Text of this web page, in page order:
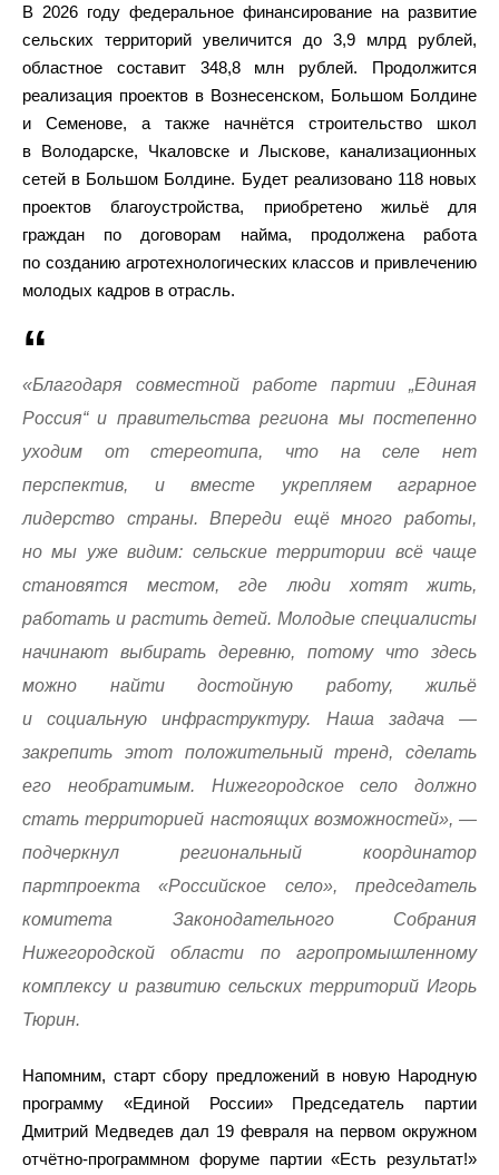
В 2026 году федеральное финансирование на развитие
сельских территорий увеличится до 3,9 млрд рублей,
областное составит 348,8 млн рублей. Продолжится
реализация проектов в Вознесенском, Большом Болдине
и Семенове, а также начнётся строительство школ
в Володарске, Чкаловске и Лыскове, канализационных
сетей в Большом Болдине. Будет реализовано 118 новых
проектов благоустройства, приобретено жильё для
граждан по договорам найма, продолжена работа
по созданию агротехнологических классов и привлечению
молодых кадров в отрасль.
«Благодаря совместной работе партии „Единая
Россия“ и правительства региона мы постепенно
уходим от стереотипа, что на селе нет
перспектив, и вместе укрепляем аграрное
лидерство страны. Впереди ещё много работы,
но мы уже видим: сельские территории всё чаще
становятся местом, где люди хотят жить,
работать и растить детей. Молодые специалисты
начинают выбирать деревню, потому что здесь
можно найти достойную работу, жильё
и социальную инфраструктуру. Наша задача —
закрепить этот положительный тренд, сделать
его необратимым. Нижегородское село должно
стать территорией настоящих возможностей», —
подчеркнул региональный координатор
партпроекта «Российское село», председатель
комитета Законодательного Собрания
Нижегородской области по агропромышленному
комплексу и развитию сельских территорий Игорь
Тюрин.
Напомним, старт сбору предложений в новую Народную
программу «Единой России» Председатель партии
Дмитрий Медведев дал 19 февраля на первом окружном
отчётно-программном форуме партии «Есть результат!»